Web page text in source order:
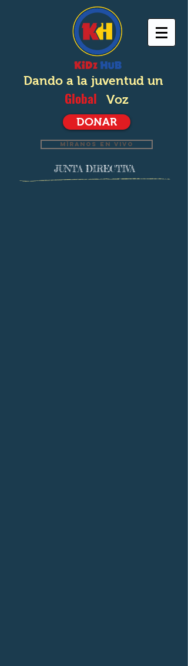
Dando a la juventud un
Global Voz
DONAR
MÍRANOS EN VIVO
JUNTA DIRECTIVA